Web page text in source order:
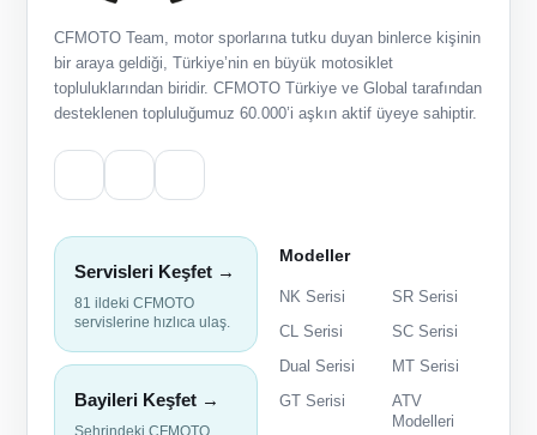
CFMOTO Team, motor sporlarına tutku duyan binlerce kişinin
bir araya geldiği, Türkiye’nin en büyük motosiklet
topluluklarından biridir. CFMOTO Türkiye ve Global tarafından
desteklenen topluluğumuz 60.000’i aşkın aktif üyeye sahiptir.
Servisleri Keşfet →
81 ildeki CFMOTO
servislerine hızlıca ulaş.
Bayileri Keşfet →
Modeller
NK Serisi
SR Serisi
CL Serisi
SC Serisi
Dual Serisi
MT Serisi
GT Serisi
ATV
Modelleri